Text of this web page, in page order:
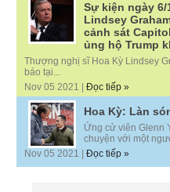
Sự kiện ngày
Lindsey
cảnh sát
ủng hộ Trump
Thượng nghị sĩ Hoa Kỳ Lindsey
báo tại...
Nov 05 2021 | Đọc tiếp »
Hoa Kỳ: Làn
Ứng cử viên Glenn
chuyện với một
Nov 05 2021 | Đọc tiếp »